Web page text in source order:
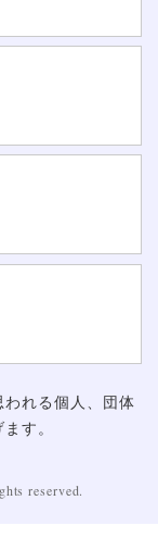
れる個人、団体
す。
reserved.